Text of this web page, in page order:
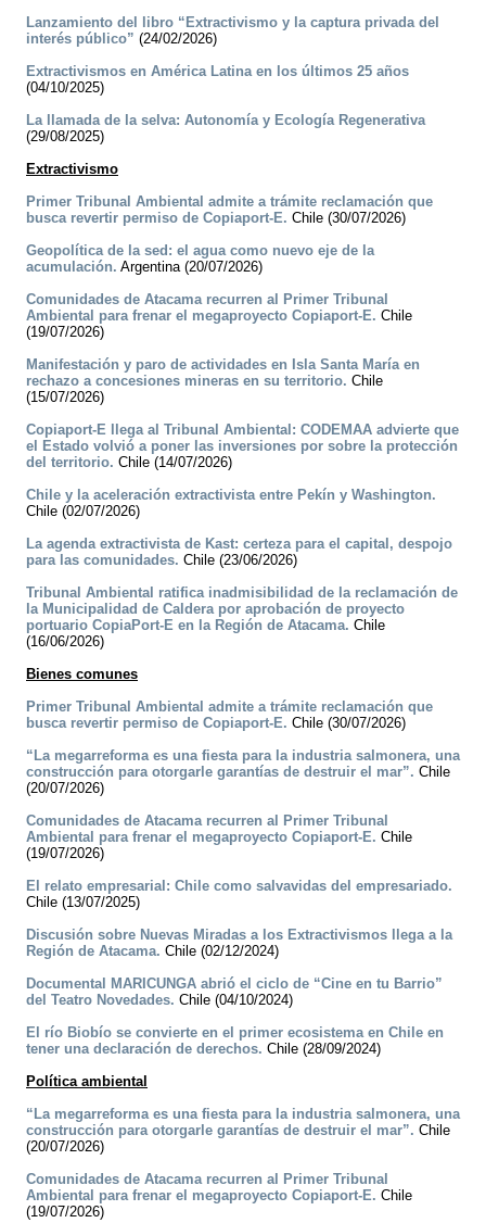
Lanzamiento del libro “Extractivismo y la captura privada del
interés público” (24/02/2026)
Extractivismos en América Latina en los últimos 25 años
(04/10/2025)
La llamada de la selva: Autonomía y Ecología Regenerativa
(29/08/2025)
Extractivismo
Primer Tribunal Ambiental admite a trámite reclamación que
busca revertir permiso de Copiaport-E. Chile (30/07/2026)
Geopolítica de la sed: el agua como nuevo eje de la
acumulación. Argentina (20/07/2026)
Comunidades de Atacama recurren al Primer Tribunal
Ambiental para frenar el megaproyecto Copiaport-E. Chile
(19/07/2026)
Manifestación y paro de actividades en Isla Santa María en
rechazo a concesiones mineras en su territorio. Chile
(15/07/2026)
Copiaport-E llega al Tribunal Ambiental: CODEMAA advierte que
el Estado volvió a poner las inversiones por sobre la protección
del territorio. Chile (14/07/2026)
Chile y la aceleración extractivista entre Pekín y Washington.
Chile (02/07/2026)
La agenda extractivista de Kast: certeza para el capital, despojo
para las comunidades. Chile (23/06/2026)
Tribunal Ambiental ratifica inadmisibilidad de la reclamación de
la Municipalidad de Caldera por aprobación de proyecto
portuario CopiaPort-E en la Región de Atacama. Chile
(16/06/2026)
Bienes comunes
Primer Tribunal Ambiental admite a trámite reclamación que
busca revertir permiso de Copiaport-E. Chile (30/07/2026)
“La megarreforma es una fiesta para la industria salmonera, una
construcción para otorgarle garantías de destruir el mar”. Chile
(20/07/2026)
Comunidades de Atacama recurren al Primer Tribunal
Ambiental para frenar el megaproyecto Copiaport-E. Chile
(19/07/2026)
El relato empresarial: Chile como salvavidas del empresariado.
Chile (13/07/2025)
Discusión sobre Nuevas Miradas a los Extractivismos llega a la
Región de Atacama. Chile (02/12/2024)
Documental MARICUNGA abrió el ciclo de “Cine en tu Barrio”
del Teatro Novedades. Chile (04/10/2024)
El río Biobío se convierte en el primer ecosistema en Chile en
tener una declaración de derechos. Chile (28/09/2024)
Política ambiental
“La megarreforma es una fiesta para la industria salmonera, una
construcción para otorgarle garantías de destruir el mar”. Chile
(20/07/2026)
Comunidades de Atacama recurren al Primer Tribunal
Ambiental para frenar el megaproyecto Copiaport-E. Chile
(19/07/2026)